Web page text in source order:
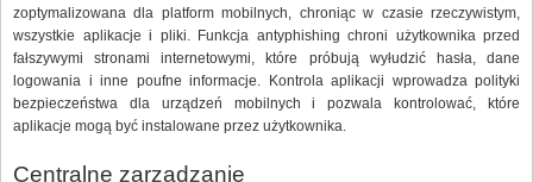
zoptymalizowana dla platform mobilnych, chroniąc w czasie rzeczywistym,
wszystkie aplikacje i pliki. Funkcja antyphishing chroni użytkownika przed
fałszywymi stronami internetowymi, które próbują wyłudzić hasła, dane
logowania i inne poufne informacje. Kontrola aplikacji wprowadza polityki
bezpieczeństwa dla urządzeń mobilnych i pozwala kontrolować, które
aplikacje mogą być instalowane przez użytkownika.
Centralne zarządzanie